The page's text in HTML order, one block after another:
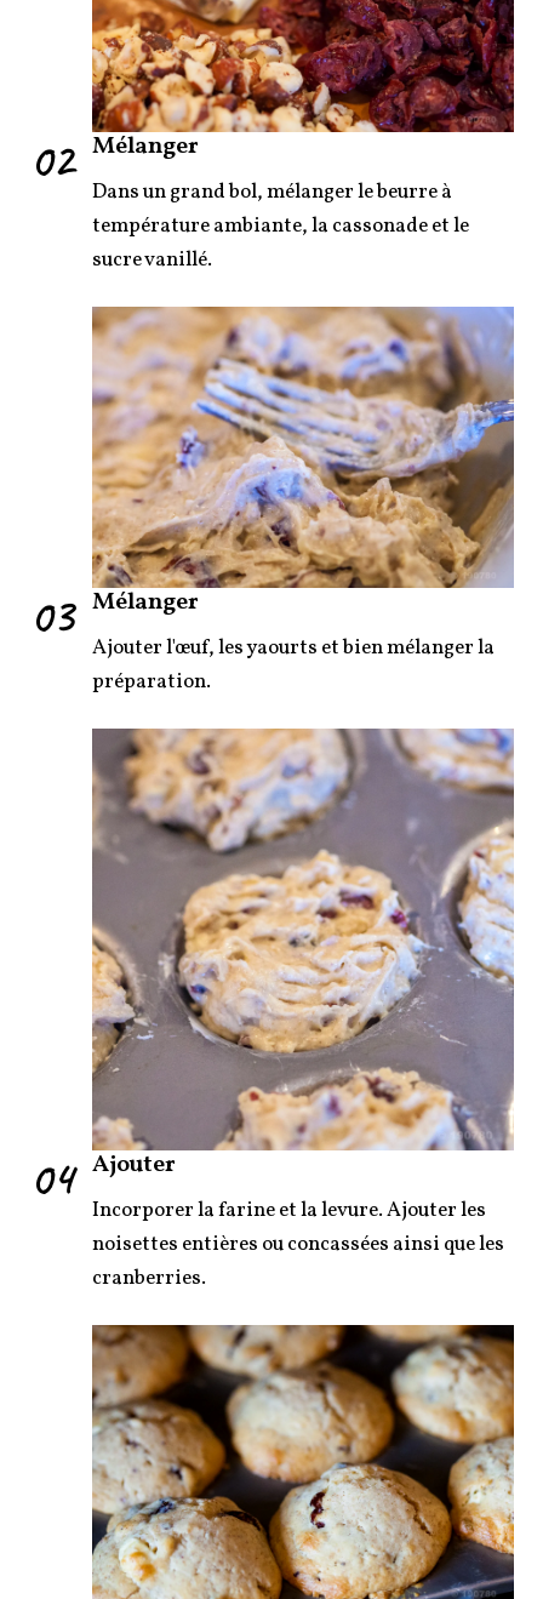
02 Mélanger
Dans un grand bol, mélanger le beurre à
température ambiante, la cassonade et le
sucre vanillé.
03 Mélanger
Ajouter l'œuf, les yaourts et bien mélanger la
préparation.
04 Ajouter
Incorporer la farine et la levure. Ajouter les
noisettes entières ou concassées ainsi que les
cranberries.